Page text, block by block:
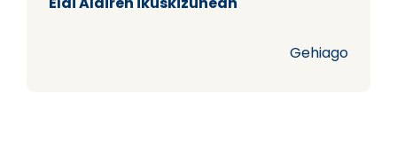
Gehiago